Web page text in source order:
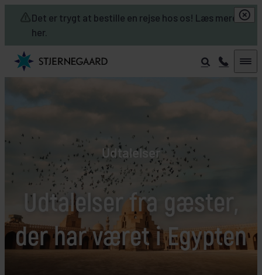
Det er trygt at bestille en rejse hos os! Læs mere
her.
Skip to main content
Udtalelser fra gæster,
der har været i Egypten
Udtalelser